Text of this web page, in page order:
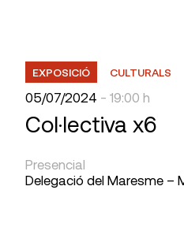
EXPOSICIÓ CULTURALS
05/07/2024 - 19:00 h
Col·lectiva x6
Presencial
Delegació del Maresme –